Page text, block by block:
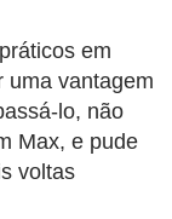
em
uma vantagem
lo, não
Max, e pude
voltas